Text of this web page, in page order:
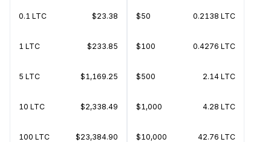
0.1 LTC $23.38
1 LTC $233.85
5 LTC $1,169.25
10 LTC $2,338.49
100 LTC $23,384.90
$50 0.2138 LTC
$100 0.4276 LTC
$500 2.14 LTC
$1,000 4.28 LTC
$10,000 42.76 LTC